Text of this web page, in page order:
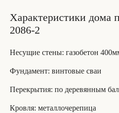
Характеристики дома
2086-2
Несущие стены: газобетон
Фундамент: винтовые сваи
Перекрытия: по деревянным
Кровля: металлочерепица